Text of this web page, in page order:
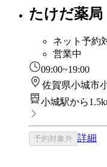
たけだ薬局
ネット予約
営業中
09:00~19:00
佐賀県小城市
小城駅から
予約対象外 詳細